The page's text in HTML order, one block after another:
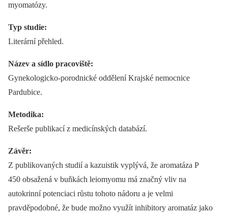
myomatózy.
Typ studie:
Literární přehled.
Název a sídlo pracoviště:
Gynekologicko-porodnické oddělení Krajské nemocnice
Pardubice.
Metodika:
Rešerše publikací z medicínských databází.
Závěr:
Z publikovaných studií a kazuistik vyplývá, že aromatáza P
450 obsažená v buňkách leiomyomu má značný vliv na
autokrinní potenciaci růstu tohoto nádoru a je velmi
pravděpodobné, že bude možno využít inhibitory aromatáz jako